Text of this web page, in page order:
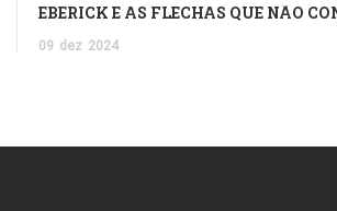
EBERICK E AS FLECHAS QUE NÃO
09 dez 2024